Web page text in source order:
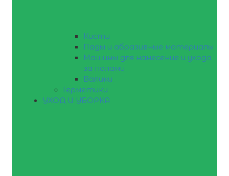
Кисти
Пады и абразивные материалы
Машины для нанесение и ухода
за полами
Валики
Герметики
УХОД И УБОРКА